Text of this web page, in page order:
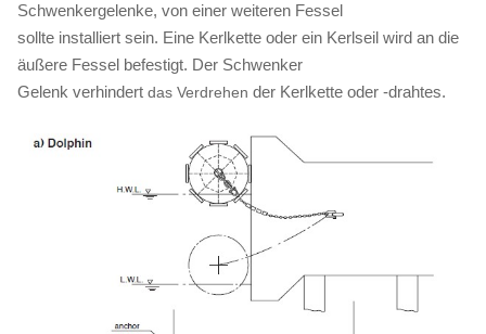
Schwenkergelenke, von einer weiteren Fessel
sollte installiert sein. Eine Kerlkette oder ein Kerlseil wird an die
äußere Fessel befestigt. Der Schwenker
Gelenk verhindert das Verdrehen der Kerlkette oder -drahtes.